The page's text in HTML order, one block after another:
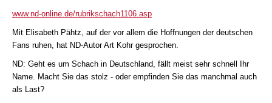
www.nd-online.de/rubrikschach1106.asp
Mit Elisabeth Pähtz, auf der vor allem die Hoffnungen der deutschen
Fans ruhen, hat ND-Autor Art Kohr gesprochen.
ND: Geht es um Schach in Deutschland, fällt meist sehr schnell Ihr
Name. Macht Sie das stolz - oder empfinden Sie das manchmal auch
als Last?